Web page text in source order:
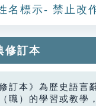
名標示- 禁止改
修訂本
訂本》為歷史語
職）的學習或教學